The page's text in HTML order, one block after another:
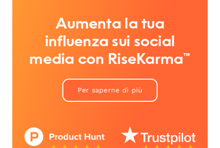
Aumenta la tua
influenza sui social
media con RiseKarma™
Per saperne di più